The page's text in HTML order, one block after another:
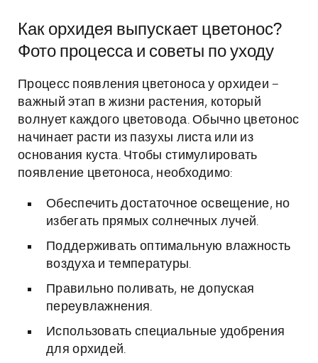
Как орхидея выпускает цветонос?
Фото процесса и советы по уходу
Процесс появления цветоноса у орхидеи –
важный этап в жизни растения, который
волнует каждого цветовода. Обычно цветонос
начинает расти из пазухы листа или из
основания куста. Чтобы стимулировать
появление цветоноса, необходимо:
Обеспечить достаточное освещение, но
избегать прямых солнечных лучей.
Поддерживать оптимальную влажность
воздуха и температуры.
Правильно поливать, не допуская
переувлажнения.
Использовать специальные удобрения
для орхидей.